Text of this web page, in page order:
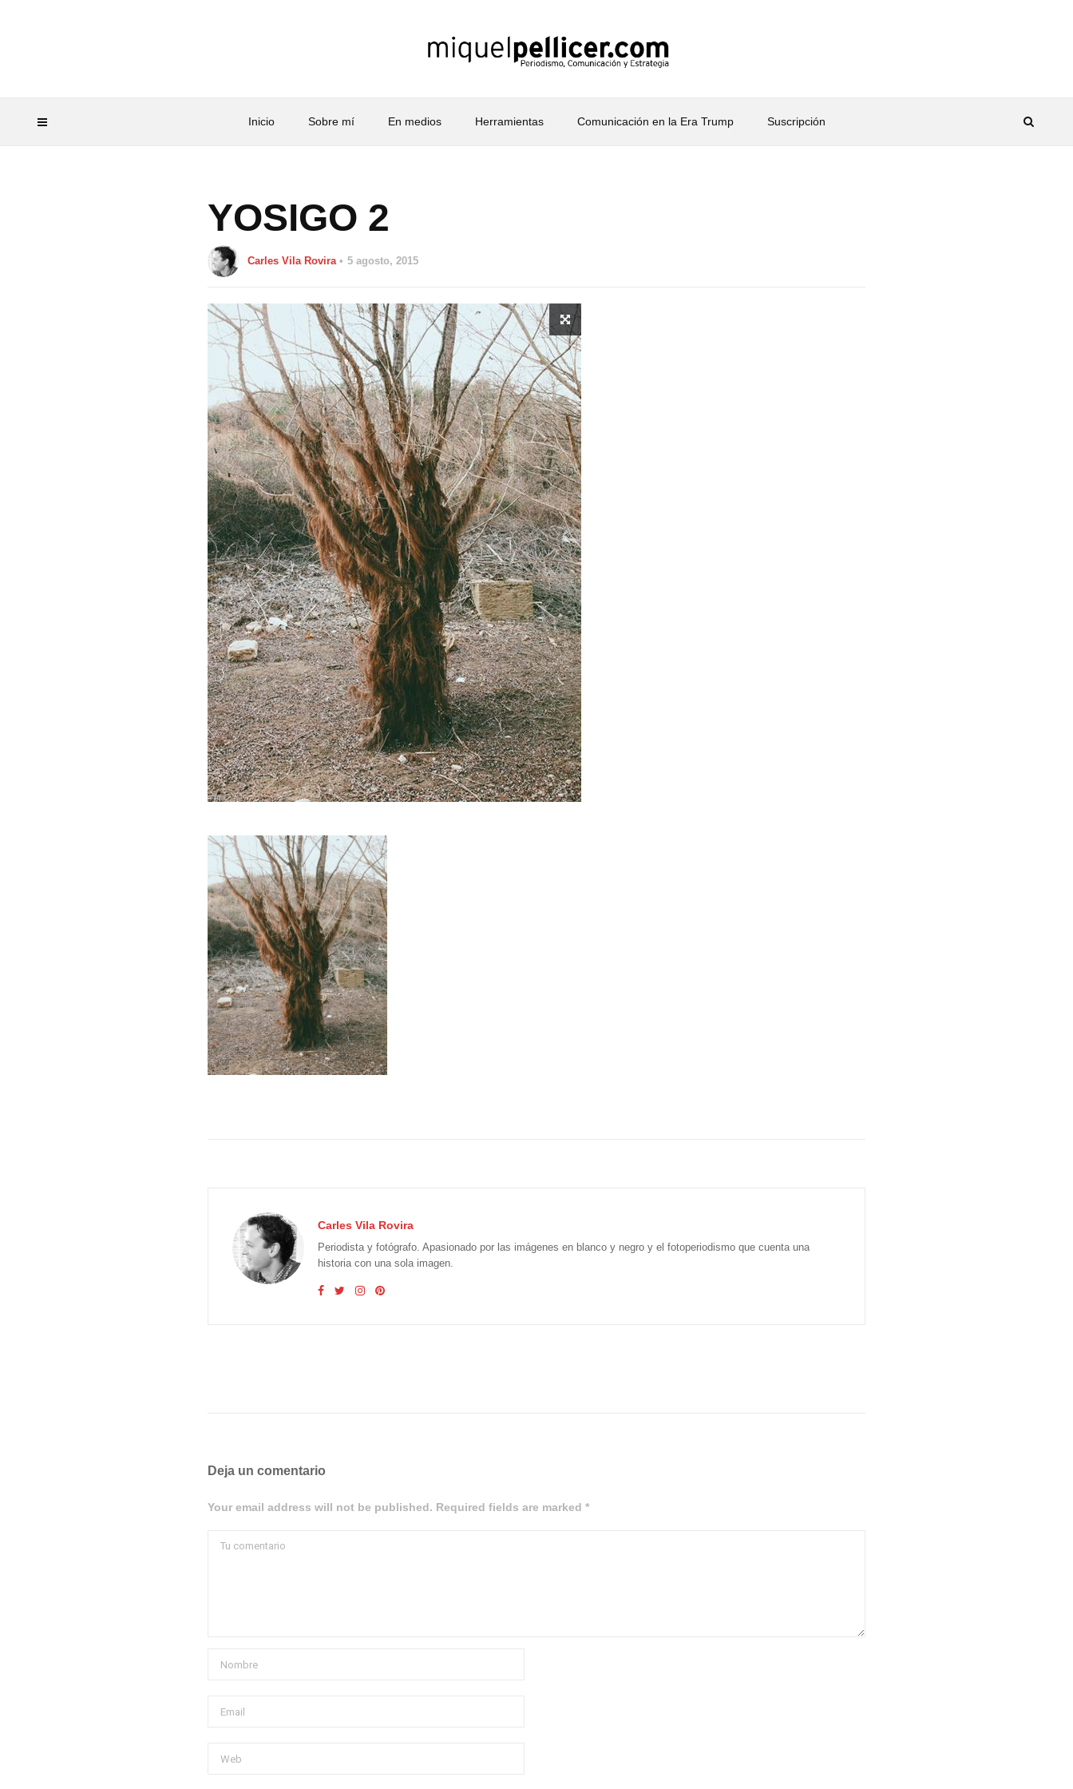
Inicio Sobre mí En medios Herramientas Comunicación en la Era Trump Suscripción
YOSIGO 2
Carles Vila Rovira 5 agosto, 2015
Carles Vila Rovira
Periodista y fotógrafo. Apasionado por las imágenes en blanco y negro y el fotoperiodismo que cuenta una
historia con una sola imagen.
Deja un comentario
Your email address will not be published. Required fields are marked *